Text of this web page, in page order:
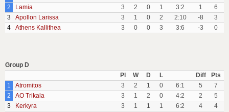
2
Lamia 3 2 0 1 3:2 1
6
3
Apollon Larissa 3 1 0 2 2:10 -8
3
4
Athens Kallithea 3 0 0 3 3:6 -3 0
Group D
Pl
W D L Diff
Pts
1
Atromitos 3 2 1 0 6:1 5
7
2
AO Trikala 3 1 2 0 4:2 2
5
3
Kerkyra 3 1 1 1 6:2 4
4